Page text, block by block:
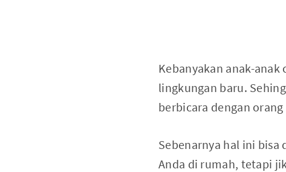
Kebanyakan anak-
lingkungan baru.
berbicara dengan
Sebenarnya hal ini
Anda di rumah, tetapi